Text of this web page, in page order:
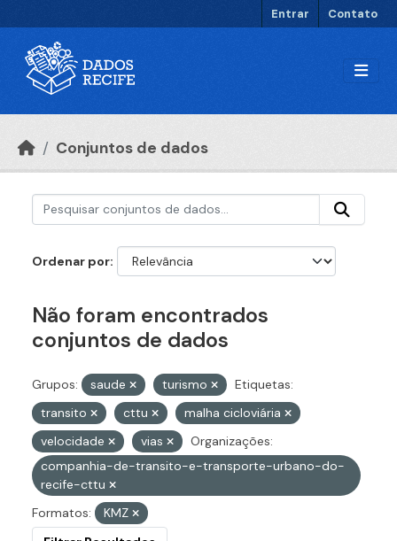
Entrar Contato
Conjuntos de dados
Ordenar por
Não foram encontrados
conjuntos de dados
Grupos: saude turismo
Etiquetas:
transito
cttu
malha cicloviária
velocidade
vias
Organizações:
companhia-de-transito-e-transporte-urbano-do-
recife-cttu
Formatos:
KMZ